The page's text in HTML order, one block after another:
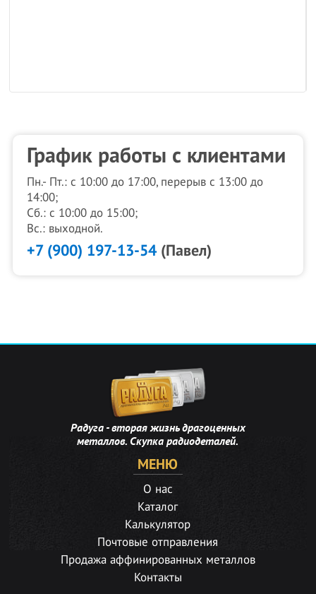
График работы с клиентами
Пн.- Пт.: с 10:00 до 17:00, перерыв с 13:00 до
14:00;
Сб.: с 10:00 до 15:00;
Вс.: выходной.
+7 (900) 197-13-54(Павел)
Радуга - вторая жизнь драгоценных
металлов. Скупка радиодеталей.
МЕНЮ
О нас
Каталог
Калькулятор
Почтовые отправления
Продажа аффинированных металлов
Контакты